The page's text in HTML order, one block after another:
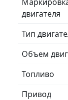
двигателя
Тип
Объем
Топливо
Привод